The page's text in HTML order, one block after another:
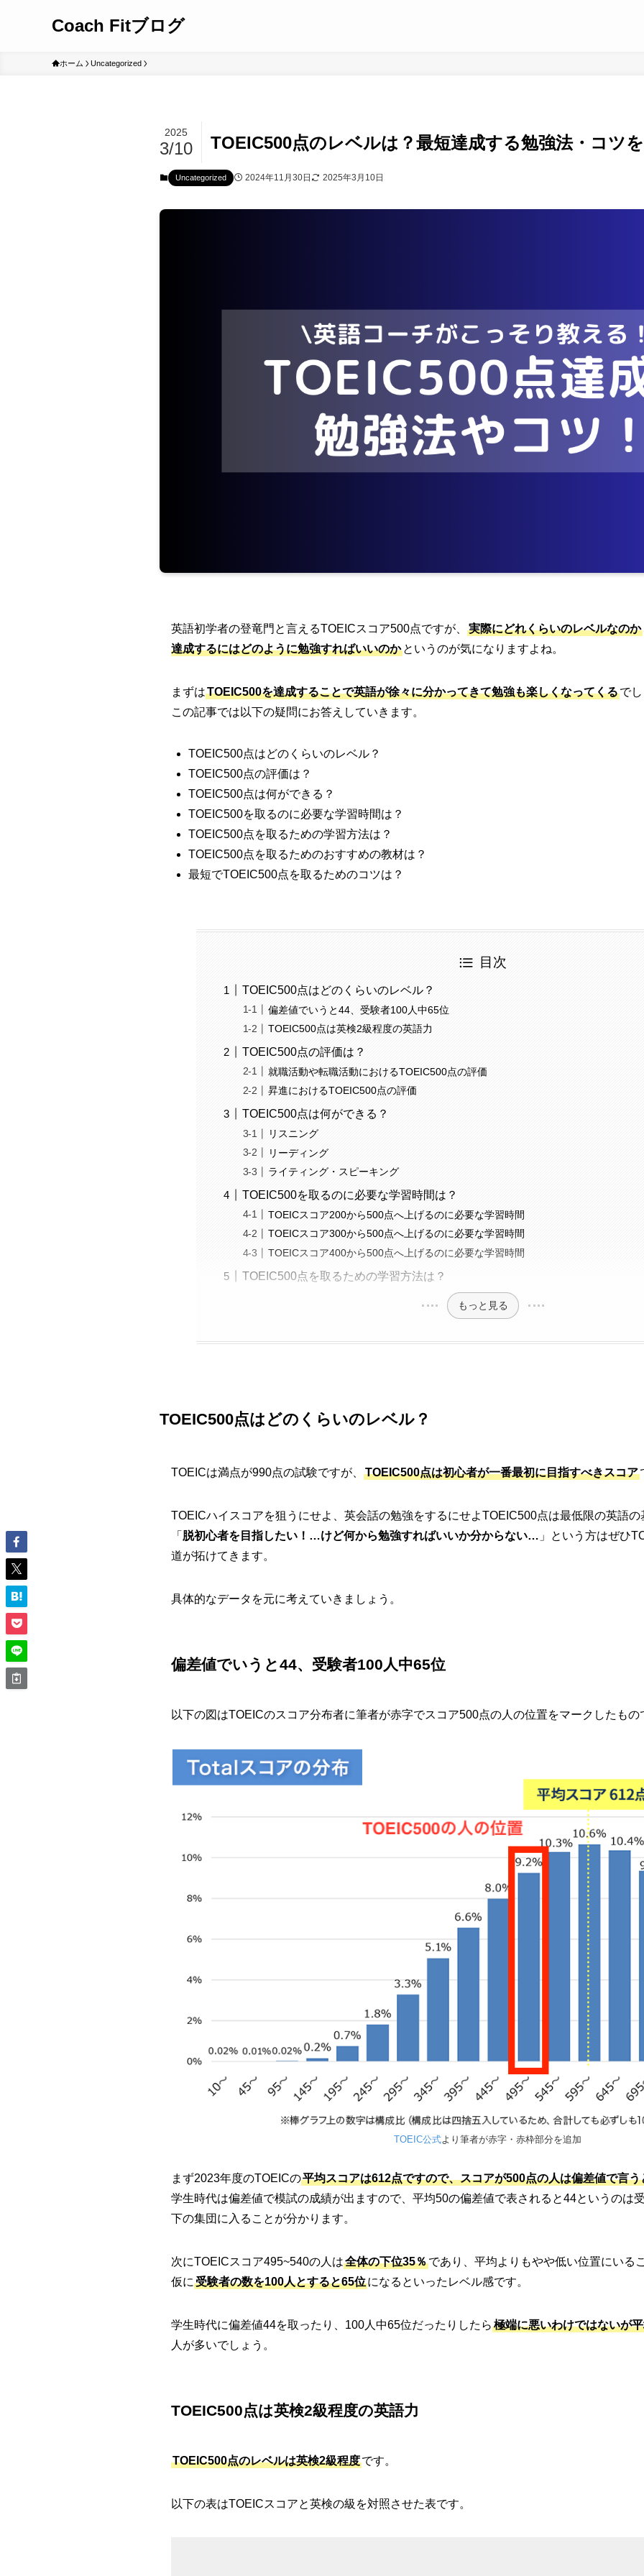
Coach Fitブログ
ホーム Uncategorized
TOEIC500点のレベルは？最短達成する勉強法・コツ
2025
3/10
Uncategorized 2024年11月30日 2025年3月10日
英語初学者の登竜門と言えるTOEICスコア500点ですが、 実際にどれくらいのレベルなのか
達成するにはどのように勉強すればいいのか というのが気になりますよね。
まずはTOEIC500を達成することで英語が徐々に分かってきて勉強も楽しくなってくるで
この記事では以下の疑問にお答えしていきます。
TOEIC500点はどのくらいのレベル？
TOEIC500点の評価は？
TOEIC500点は何ができる？
TOEIC500を取るのに必要な学習時間は？
TOEIC500点を取るための学習方法は？
TOEIC500点を取るためのおすすめの教材は？
最短でTOEIC500点を取るためのコツは？
目次
TOEIC500点はどのくらいのレベル？
偏差値でいうと44、受験者100人中65位
TOEIC500点は英検2級程度の英語力
TOEIC500点の評価は？
就職活動や転職活動におけるTOEIC500点の評価
昇進におけるTOEIC500点の評価
TOEIC500点は何ができる？
リスニング
リーディング
ライティング・スピーキング
TOEIC500を取るのに必要な学習時間は？
TOEICスコア200から500点へ上げるのに必要な学習時間
TOEICスコア300から500点へ上げるのに必要な学習時間
TOEICスコア400から500点へ上げるのに必要な学習時間
TOEIC500点を取るための学習方法は？
もっと見る
TOEIC500点はどのくらいのレベル？
TOEICは満点が990点の試験ですが、 TOEIC500点は初心者が一番最初に目指すべきスコア
TOEICハイスコアを狙うにせよ、英会話の勉強をするにせよTOEIC500点は最低限の英語
「 脱初心者を目指したい！…けど何から勉強すればいいか分からない… 」という方はぜひ
道が拓けてきます。
具体的なデータを元に考えていきましょう。
偏差値でいうと44、受験者100人中65位
以下の図はTOEICのスコア分布者に筆者が赤字でスコア500点の人の位置をマークしたもの
TOEIC公式より筆者が赤字・赤枠部分を追加
まず2023年度のTOEICの平均スコアは612点ですので、スコアが500点の人は偏差値で言う
学生時代は偏差値で模試の成績が出ますので、平均50の偏差値で表されると44というのは
下の集団に入ることが分かります。
次にTOEICスコア495~540の人は全体の下位35％であり、平均よりもやや低い位置にいる
仮に 受験者の数を100人とすると65位になるといったレベル感です。
学生時代に偏差値44を取ったり、100人中65位だったりしたら 極端に悪いわけではないが
人が多いでしょう。
TOEIC500点は英検2級程度の英語力
TOEIC500点のレベルは英検2級程度です。
以下の表はTOEICスコアと英検の級を対照させた表です。